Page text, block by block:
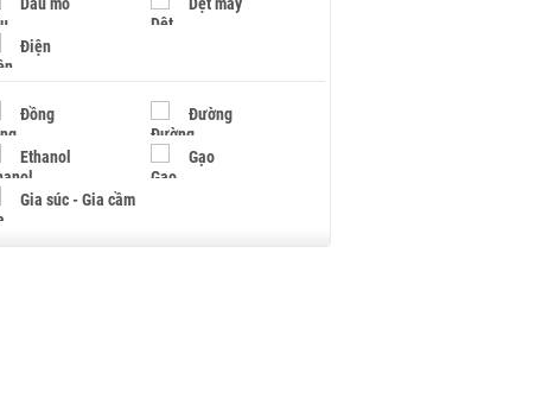
Điện
Đồng Đường
Ethanol Gạo
Gia súc - Gia cầm